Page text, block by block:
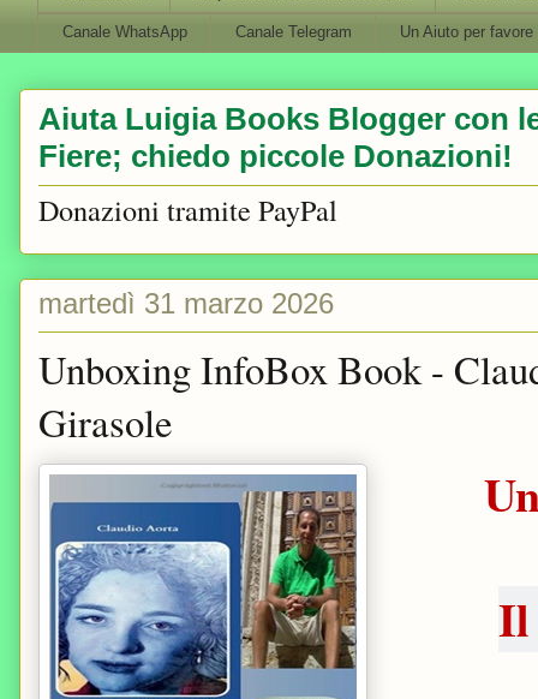
Canale WhatsApp Canale Telegram Un Aiuto per favore
Aiuta Luigia Books Blogger con
Fiere; chiedo piccole Donazioni!
Donazioni tramite PayPal
martedì 31 marzo 2026
Unboxing InfoBox Book -
Girasole
Il